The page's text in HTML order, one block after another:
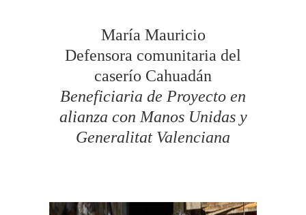
María Mauricio
Defensora comunitaria del
caserío Cahuadán
Beneficiaria de Proyecto en
alianza con Manos Unidas y
Generalitat Valenciana